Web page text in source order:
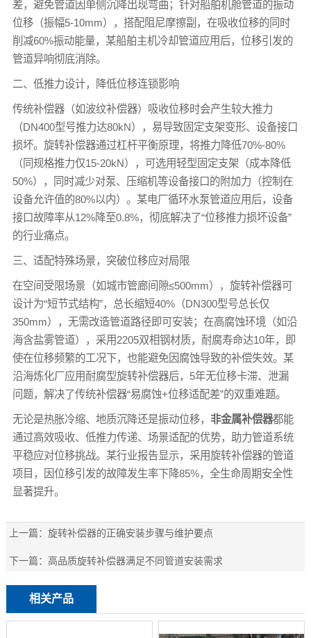
差，避免管道因单侧沉降出现弯曲；针对船舶机舱管道的振动
位移（振幅5-10mm），搭配阻尼摩擦副，在吸收位移的同时
削减60%振动能量，某船舶主机冷却管道应用后，位移引发的
管道异响彻底消除。
二、低推力设计，降低位移连锁影响
传统补偿器（如波纹补偿器）吸收位移时会产生较大推力
（DN400型号推力达80kN），易导致固定支架变形、设备接口
损坏。旋转补偿器通过杠杆平衡原理，将推力降低70%-80%
（同规格推力仅15-20kN），可选用轻型固定支架（成本降低
50%），同时减少对泵、压缩机等设备接口的附加力（控制在
设备允许值的80%以内）。某电厂循环水泵管道应用后，设备
接口故障率从12%降至0.8%，彻底解决了“位移推力损坏设备”
的行业痛点。
三、适配特殊场景，突破位移应对局限
在空间受限场景（如城市管廊间隙≤500mm），旋转补偿器可
设计为“短节式结构”，总长缩短40%（DN300型号总长仅
350mm），无需改造管道路径即可安装；在高腐蚀环境（如沿
海含盐雾管道），采用2205双相钢材质，耐腐寿命达10年，即
使在位移频繁的工况下，也能避免因腐蚀导致的补偿失效。某
沿海炼化厂应用耐腐型旋转补偿器后，5年无位移卡滞、泄漏
问题，解决了传统补偿器“易腐蚀+位移适配差”的双重难题。
无论是热胀冷缩、地质沉降还是振动位移， 非金属补偿器都能
通过高效吸收、低推力传递、场景适配的优势，助力管道系统
平稳应对位移挑战。某行业报告显示，采用旋转补偿器的管道
项目，因位移引发的故障发生率下降85%，全生命周期安全性
显著提升。
上一篇：旋转补偿器的正确安装步骤与维护要点
下一篇：高品质旋转补偿器满足不同管道安装需求
相关产品